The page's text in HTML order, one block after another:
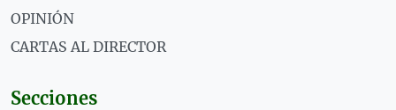
OPINIÓN
CARTAS AL DIRECTOR
Secciones